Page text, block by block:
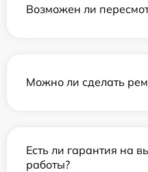
Возможен ли
Можно ли сделать
Есть ли гарантия на
работы?